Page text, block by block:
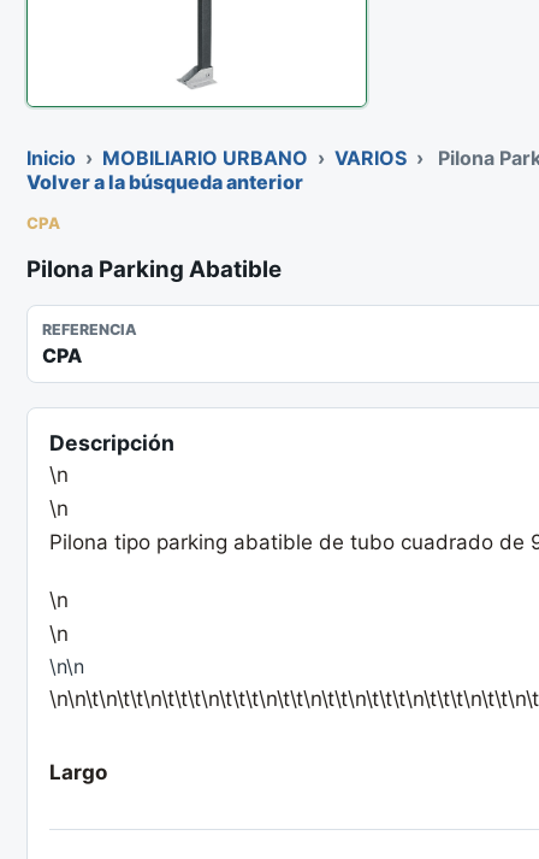
Inicio › MOBILIARIO URBANO › VARIOS ›
Pilona
Volver a la búsqueda anterior
CPA
Pilona Parking Abatible
REFERENCIA
CPA
Descripción
\n
\n
Pilona tipo parking abatible de tubo cuadrado de
\n
\n
\n\n
Largo